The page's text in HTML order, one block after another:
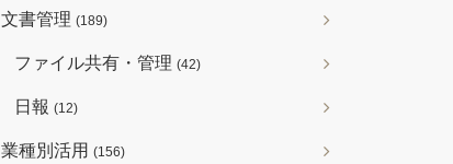
文書管理 (189)
ファイル共有・管理 (42)
日報 (12)
業種別活用 (156)